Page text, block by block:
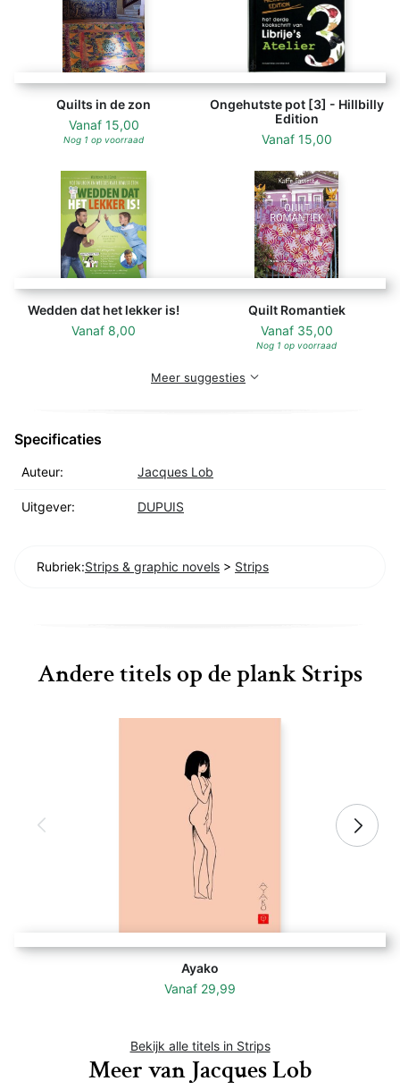
Quilts in de zon
Vanaf 15,00
Nog 1 op voorraad
Ongehutste pot [3] - Hillbilly
Edition
Vanaf 15,00
Wedden dat het lekker is!
Vanaf 8,00
Quilt Romantiek
Vanaf 35,00
Nog 1 op voorraad
Meer suggesties
Specificaties
Auteur: Jacques Lob
Uitgever: DUPUIS
Rubriek:Strips & graphic novels > Strips
Andere titels op de plank Strips
Ayako
Vanaf 29,99
Bekijk alle titels in Strips
Meer van Jacques Lob